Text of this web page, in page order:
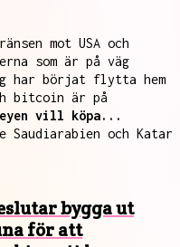
mot USA och
som är på väg
har börjat flytta hem
bitcoin är på
vill köpa...
Saudiarabien och Katar
bygga ut
för att